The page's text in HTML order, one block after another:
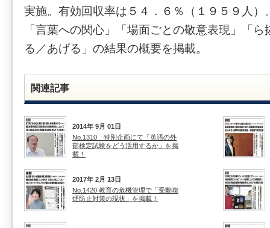
実施。有効回収率は５４．６％（１９５９人）
「言葉への関心」「場面ごとの敬意表現」「
る／あげる」の結果の概要を掲載。
関連記事
2014年 9月 01日
No.1310 特別企画にて「英語の外
部検定試験をどう活用するか」を掲
載！
2017年 2月 13日
No.1420 教育の危機管理で「受動喫
煙防止対策の現状」を掲載！